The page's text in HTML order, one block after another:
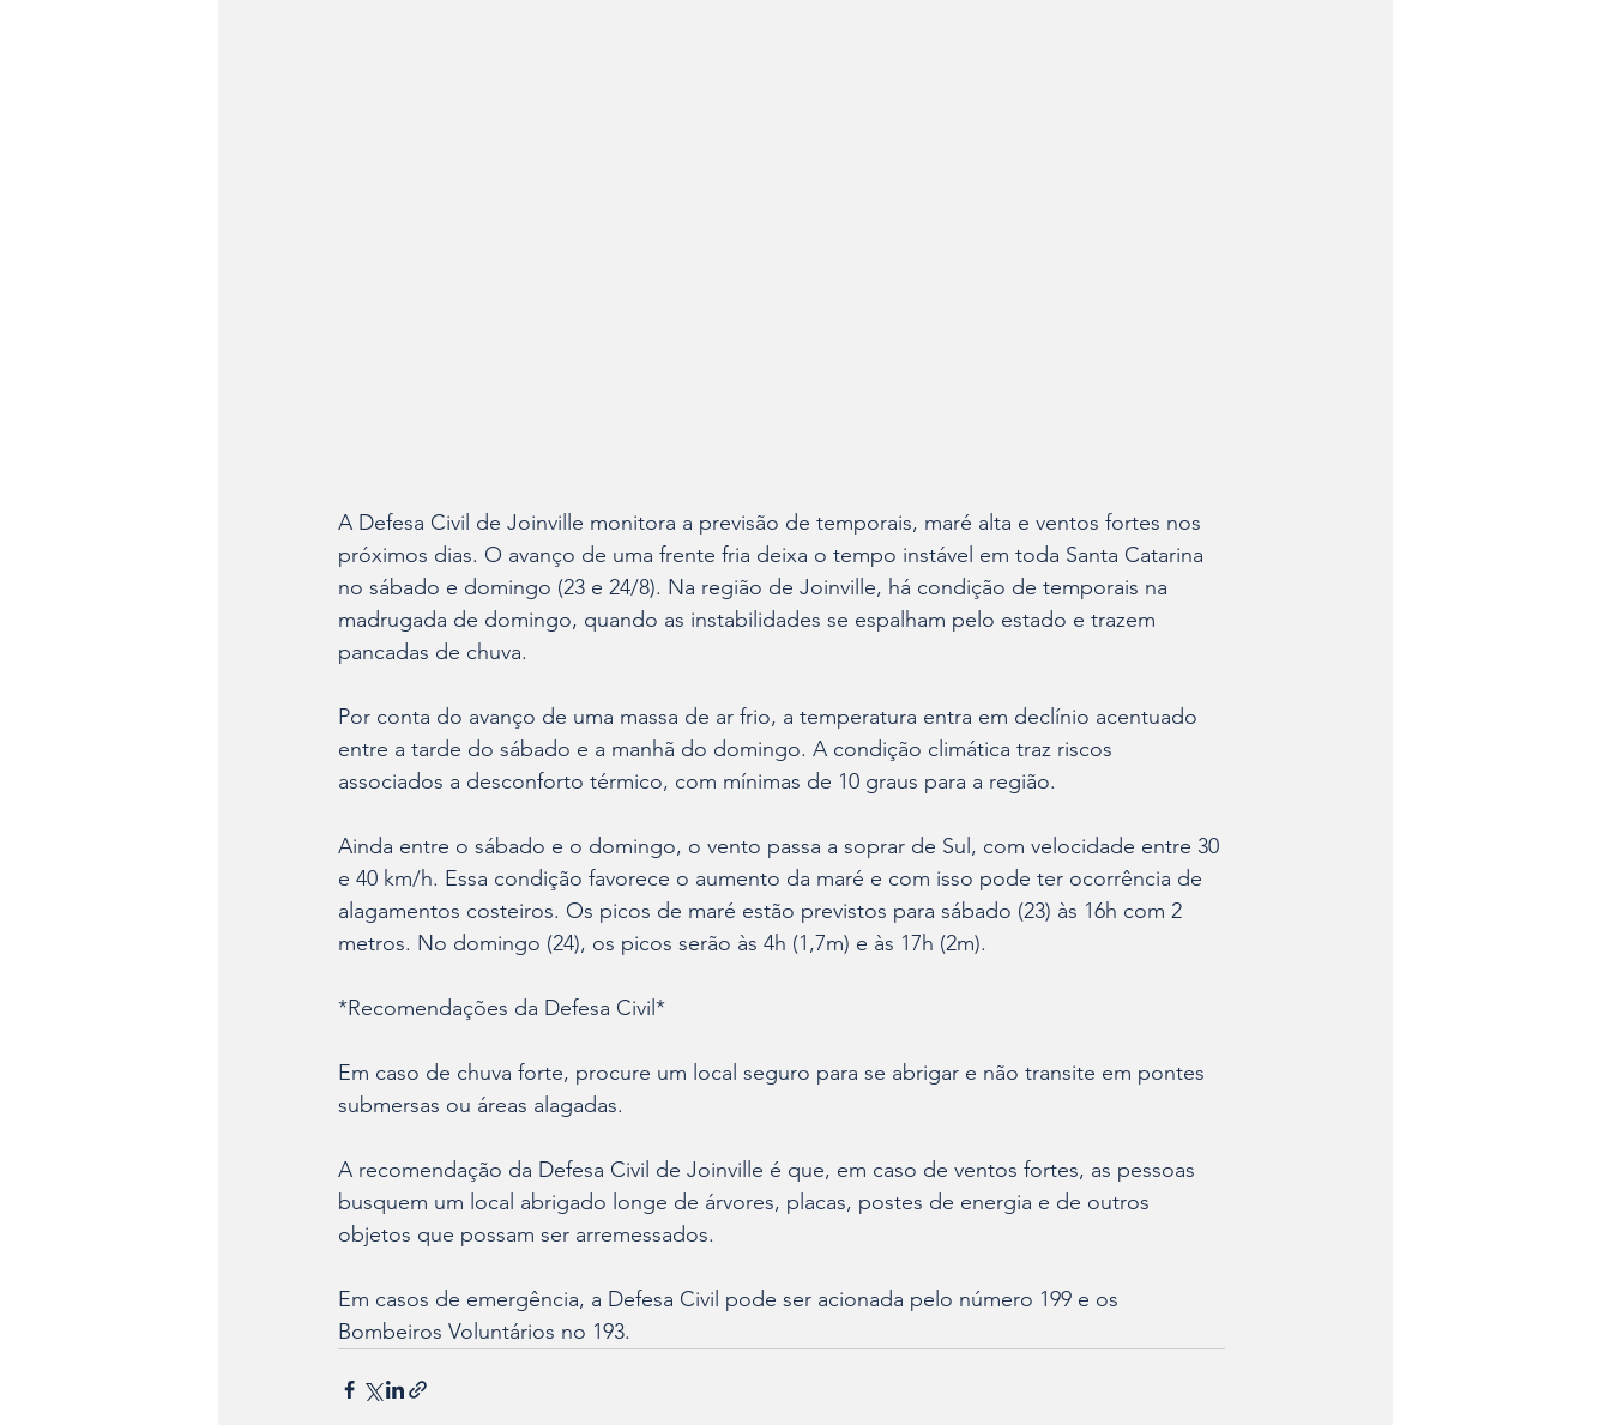
A Defesa Civil de Joinville monitora a previsão de temporais, maré alta e ventos fortes nos
próximos dias. O avanço de uma frente fria deixa o tempo instável em toda Santa Catarina
no sábado e domingo (23 e 24/8). Na região de Joinville, há condição de temporais na
madrugada de domingo, quando as instabilidades se espalham pelo estado e trazem
pancadas de chuva.
Por conta do avanço de uma massa de ar frio, a temperatura entra em declínio acentuado
entre a tarde do sábado e a manhã do domingo. A condição climática traz riscos
associados a desconforto térmico, com mínimas de 10 graus para a região.
Ainda entre o sábado e o domingo, o vento passa a soprar de Sul, com velocidade entre 30
e 40 km/h. Essa condição favorece o aumento da maré e com isso pode ter ocorrência de
alagamentos costeiros. Os picos de maré estão previstos para sábado (23) às 16h com 2
metros. No domingo (24), os picos serão às 4h (1,7m) e às 17h (2m).
*Recomendações da Defesa Civil*
Em caso de chuva forte, procure um local seguro para se abrigar e não transite em pontes
submersas ou áreas alagadas.
A recomendação da Defesa Civil de Joinville é que, em caso de ventos fortes, as pessoas
busquem um local abrigado longe de árvores, placas, postes de energia e de outros
objetos que possam ser arremessados.
Em casos de emergência, a Defesa Civil pode ser acionada pelo número 199 e os
Bombeiros Voluntários no 193.